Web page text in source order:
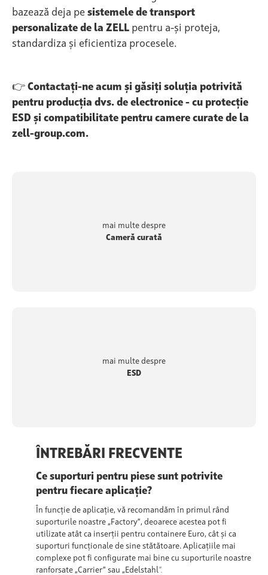
bazează deja pe sistemele de transport
personalizate de la ZELL pentru a-și proteja,
standardiza și eficientiza procesele.
👉 Contactați-ne acum și găsiți soluția potrivită
pentru producția dvs. de electronice - cu protecție
ESD și compatibilitate pentru camere curate de la
zell-group.com.
mai multe despre
Cameră curată
mai multe despre
ESD
ÎNTREBĂRI FRECVENTE
Ce suporturi pentru piese sunt potrivite
pentru fiecare aplicație?
În funcție de aplicație, vă recomandăm în primul rând
suporturile noastre „Factory”, deoarece acestea pot fi
utilizate atât ca inserții pentru containere Euro, cât și ca
suporturi funcționale de sine stătătoare. Aplicațiile mai
complexe pot fi configurate mai bine cu suporturile noastre
ranforsate „Carrier” sau „Edelstahl”.